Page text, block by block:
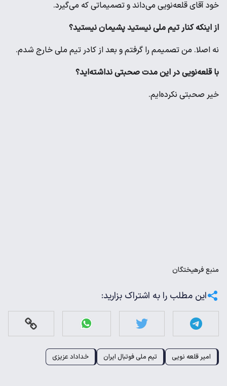
خود آقای قلعه‌نویی می‌داند و تصمیماتی که می‌گیرد.
از اینکه کنار تیم ملی نیستید پشیمان نیستید؟
نه اصلا. من تصمیمم را گرفتم و بعد از کادر تیم ملی خارج شدم.
با قلعه‌نویی در این مدت صحبتی نداشته‌اید؟
خیر صحبتی نکرده‌ایم.
منبعفرهیختگان
این مطلب را به اشتراک بزارید:
امیر قلعه نویی تیم ملی فوتبال ایران خداداد عزیزی